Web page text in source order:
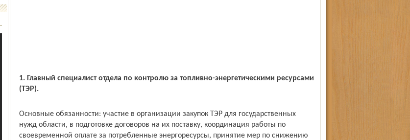
1. Главный специалист отдела по контролю за топливно-энергетическими ресурсами
(ТЭР).
Основные обязанности: участие в организации закупок ТЭР для государственных
нужд области, в подготовке договоров на их поставку, координация работы по
своевременной оплате за потребленные энергоресурсы, принятие мер по снижению